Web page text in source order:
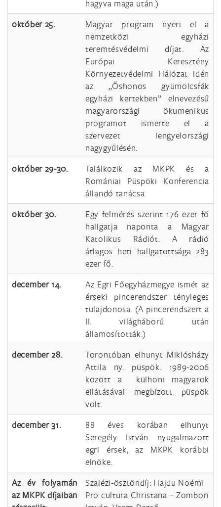
hagyva maga után.)
október 25.
Magyar program nyeri el a
nemzetközi egyházi
teremtésvédelmi díjat. Az
Európai Keresztény
Környezetvédelmi Hálózat idén
az „Őshonos gyümölcsfák
egyházi kertekben” elnevezésű
magyarországi ökumenikus
programot ismerte el a
szervezet lengyelországi
nagygyűlésén.
október 29-30.
Találkozik az MKPK és a
Romániai Püspöki Konferencia
állandó tanácsa.
október 30.
Egy felmérés szerint 176 ezer fő
hallgatja naponta a Magyar
Katolikus Rádiót. A rádió
átlagos heti hallgatottsága 283
ezer fő.
december 14.
Az Egri Főegyházmegye ismét az
érseki pincerendszer tényleges
tulajdonosa. (A pincerendszert a
II. világháború után
államosították.)
december 28.
Torontóban elhunyt Miklósházy
Attila ny. püspök. 1989-2006
között a külhoni magyarok
ellátásával megbízott püspök
volt.
december 31.
88 éves korában elhunyt
Seregély István nyugalmazott
egri érsek, az MKPK korábbi
elnöke.
Az év folyamán
az MKPK díjaiban
Szalézi-ösztöndíj: Hajdu Noémi
Pro cultura Christana – Zombori